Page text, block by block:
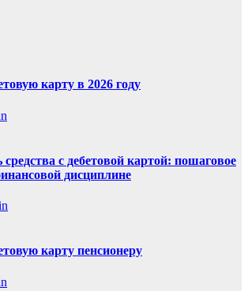
карту в 2026 году
с дебетовой картой: пошаговое
дисциплине
карту пенсионеру